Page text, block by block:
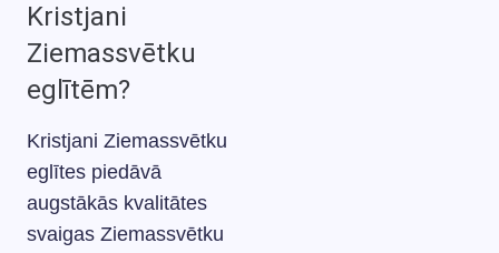
Kristjani
Ziemassvētku
eglītēm?
Kristjani Ziemassvētku
eglītes piedāvā
augstākās kvalitātes
svaigas Ziemassvētku